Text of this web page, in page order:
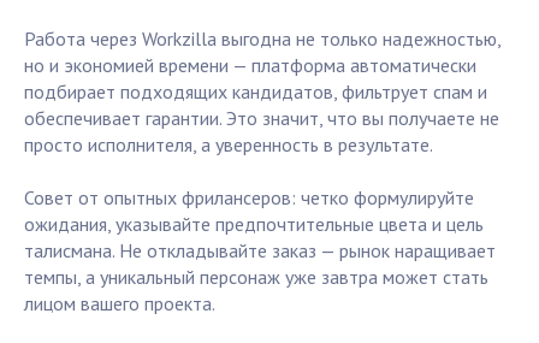
Работа через Workzilla выгодна не только надежностью,
но и экономией времени — платформа автоматически
подбирает подходящих кандидатов, фильтрует спам и
обеспечивает гарантии. Это значит, что вы получаете не
просто исполнителя, а уверенность в результате.
Совет от опытных фрилансеров: четко формулируйте
ожидания, указывайте предпочтительные цвета и цель
талисмана. Не откладывайте заказ — рынок наращивает
темпы, а уникальный персонаж уже завтра может стать
лицом вашего проекта.